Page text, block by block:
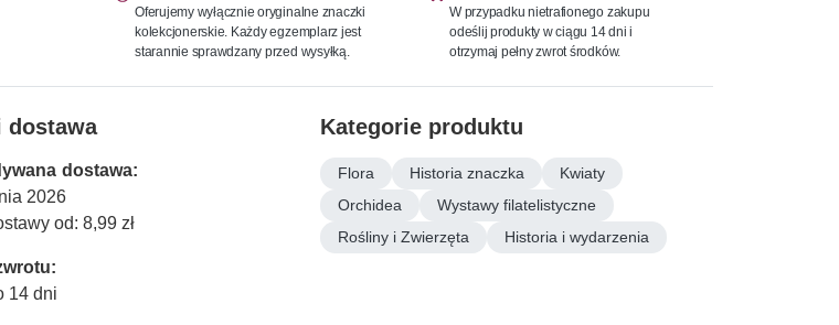
Oferujemy wyłącznie oryginalne znaczki
kolekcjonerskie. Każdy egzemplarz jest
starannie sprawdzany przed wysyłką.
W przypadku nietrafionego zakupu
odeślij produkty w ciągu 14 dni i
otrzymaj pełny zwrot środków.
dostawa
dostawa:
2026
od: 8,99 zł
14 dni
Kategorie produktu
Flora Historia znaczka
Kwiaty
Orchidea
Wystawy filatelistyczne
Rośliny i Zwierzęta
Historia i wydarzenia